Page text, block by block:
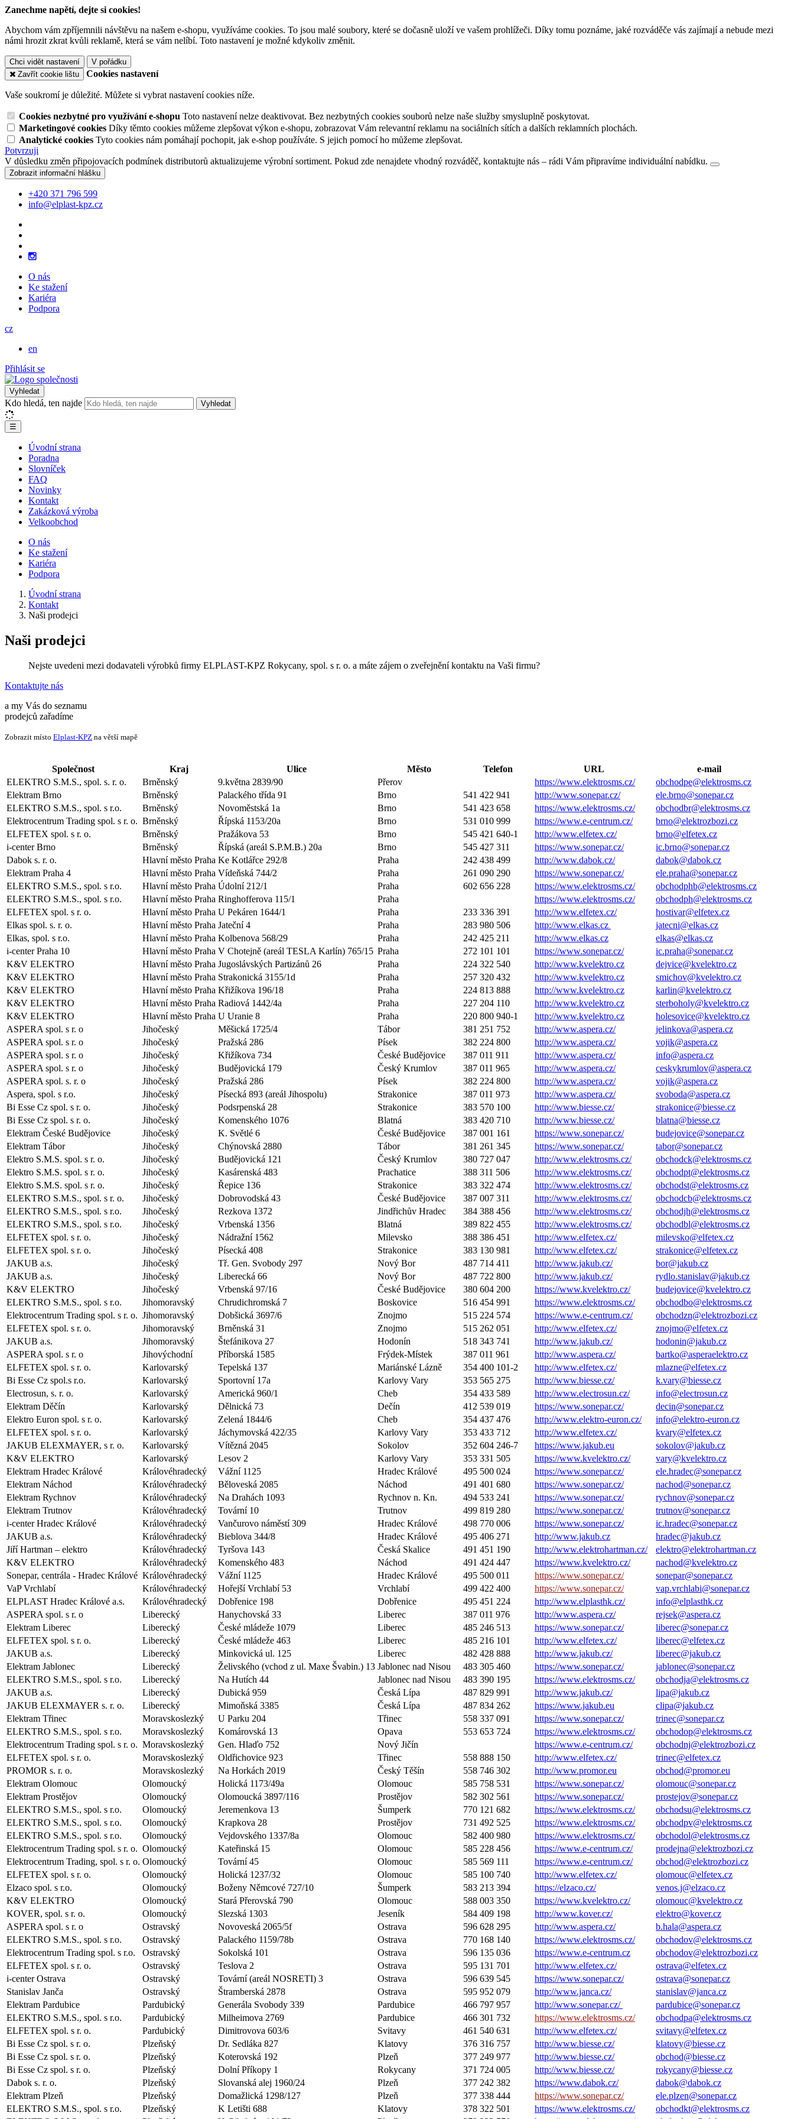
Zanechme napětí, dejte si cookies!
Abychom vám zpříjemnili návštěvu na našem e-shopu, využíváme cookies. To jsou malé soubory, které se dočasně uloží ve vašem prohlížeči. Díky tomu poznáme, jaké rozváděče vás zajímají a nebude mezi
námi hrozit zkrat kvůli reklamě, která se vám nelíbí. Toto nastavení je možné kdykoliv změnit.
Chci vidět nastavení
V pořádku
Zavřít cookie lištu
Cookies nastavení
Vaše soukromí je důležité. Můžete si vybrat nastavení cookies níže.
Cookies nezbytné pro využívání e-shopu Toto nastavení nelze deaktivovat. Bez nezbytných cookies souborů nelze naše služby smysluplně poskytovat.
Marketingové cookies Díky těmto cookies můžeme zlepšovat výkon e-shopu, zobrazovat Vám relevantní reklamu na sociálních sítích a dalších reklamních plochách.
Analytické cookies Tyto cookies nám pomáhají pochopit, jak e-shop používáte. S jejich pomocí ho můžeme zlepšovat.
Potvrzuji
V důsledku změn připojovacích podmínek distributorů aktualizujeme výrobní sortiment. Pokud zde nenajdete vhodný rozváděč, kontaktujte nás – rádi Vám připravíme individuální nabídku.
Zobrazit informační hlášku
+420 371 796 599
info@elplast-kpz.cz
O nás
Ke stažení
Kariéra
Podpora
cz
en
Přihlásit se
Vyhledat
Kdo hledá, ten najde Vyhledat
☰
Úvodní strana
Poradna
Slovníček
FAQ
Novinky
Kontakt
Zakázková výroba
Velkoobchod
O nás
Ke stažení
Kariéra
Podpora
Úvodní strana
Kontakt
Naši prodejci
Naši prodejci
Nejste uvedeni mezi dodavateli výrobků firmy ELPLAST-KPZ Rokycany, spol. s r. o. a máte zájem o zveřejnění kontaktu na Vaši firmu?
Kontaktujte nás
a my Vás do seznamu
prodejců zařadíme
Zobrazit místo Elplast-KPZ na větší mapě
Společnost Kraj Ulice Město Telefon URL
e-mail
ELEKTRO S.M.S., spol. s. r. o.
Brněnský 9.května 2839/90 Přerov https://www.elektrosms.cz/
obchodpe@elektrosms.cz
Elektram Brno
Brněnský Palackého třída 91 Brno 541 422 941 http://www.sonepar.cz/
ele.brno@sonepar.cz
ELEKTRO S.M.S., spol. s r.o.
Brněnský Novoměstská 1a Brno 541 423 658 https://www.elektrosms.cz/
obchodbr@elektrosms.cz
Elektrocentrum Trading spol. s r. o. Brněnský Řípská 1153/20a Brno 531 010 999 https://www.e-centrum.cz/
brno@elektrozbozi.cz
ELFETEX spol. s r. o.
Brněnský Pražákova 53 Brno 545 421 640-1 http://www.elfetex.cz/
brno@elfetex.cz
i-center Brno
Brněnský Řípská (areál S.P.M.B.) 20a Brno 545 427 311 https://www.sonepar.cz/
ic.brno@sonepar.cz
Dabok s. r. o.
Hlavní město Praha Ke Kotlářce 292/8 Praha 242 438 499 http://www.dabok.cz/
dabok@dabok.cz
Elektram Praha 4
Hlavní město Praha Vídeňská 744/2 Praha 261 090 290 https://www.sonepar.cz/
ele.praha@sonepar.cz
ELEKTRO S.M.S., spol. s r.o.
Hlavní město Praha Údolní 212/1 Praha 602 656 228 https://www.elektrosms.cz/
obchodphb@elektrosms.cz
ELEKTRO S.M.S., spol. s r.o.
Hlavní město Praha Ringhofferova 115/1 Praha https://www.elektrosms.cz/
obchodph@elektrosms.cz
ELFETEX spol. s r. o.
Hlavní město Praha U Pekáren 1644/1 Praha 233 336 391 http://www.elfetex.cz/
hostivar@elfetex.cz
Elkas spol. s. r. o.
Hlavní město Praha Jateční 4 Praha 283 980 506 http://www.elkas.cz
jatecni@elkas.cz
Elkas, spol. s r.o.
Hlavní město Praha Kolbenova 568/29 Praha 242 425 211 http://www.elkas.cz
elkas@elkas.cz
i-center Praha 10
Hlavní město Praha V Chotejně (areál TESLA Karlín) 765/15 Praha 272 101 101 https://www.sonepar.cz/
ic.praha@sonepar.cz
K&V ELEKTRO
Hlavní město Praha Jugoslávských Partizánů 26 Praha 224 322 540 http://www.kvelektro.cz
dejvice@kvelektro.cz
K&V ELEKTRO
Hlavní město Praha Strakonická 3155/1d Praha 257 320 432 http://www.kvelektro.cz
smichov@kvelektro.cz
K&V ELEKTRO
Hlavní město Praha Křižíkova 196/18 Praha 224 813 888 http://www.kvelektro.cz
karlin@kvelektro.cz
K&V ELEKTRO
Hlavní město Praha Radiová 1442/4a Praha 227 204 110 http://www.kvelektro.cz
sterboholy@kvelektro.cz
K&V ELEKTRO
Hlavní město Praha U Uranie 8 Praha 220 800 940-1 http://www.kvelektro.cz
holesovice@kvelektro.cz
ASPERA spol. s r. o
Jihočeský Měšická 1725/4 Tábor 381 251 752 http://www.aspera.cz/
jelinkova@aspera.cz
ASPERA spol. s r. o
Jihočeský Pražská 286 Písek 382 224 800 http://www.aspera.cz/
vojik@aspera.cz
ASPERA spol. s r. o
Jihočeský Křižíkova 734 České Budějovice 387 011 911 http://www.aspera.cz/
info@aspera.cz
ASPERA spol. s r. o
Jihočeský Budějovická 179 Český Krumlov 387 011 965 http://www.aspera.cz/
ceskykrumlov@aspera.cz
ASPERA spol. s. r. o
Jihočeský Pražská 286 Písek 382 224 800 http://www.aspera.cz/
vojik@aspera.cz
Aspera, spol. s r.o.
Jihočeský Písecká 893 (areál Jihospolu) Strakonice 387 011 973 http://www.aspera.cz/
svoboda@aspera.cz
Bi Esse Cz spol. s r. o.
Jihočeský Podsrpenská 28 Strakonice 383 570 100 http://www.biesse.cz/
strakonice@biesse.cz
Bi Esse Cz spol. s r. o.
Jihočeský Komenského 1076 Blatná 383 420 710 http://www.biesse.cz/
blatna@biesse.cz
Elektram České Budějovice
Jihočeský K. Světlé 6 České Budějovice 387 001 161 https://www.sonepar.cz/
budejovice@sonepar.cz
Elektram Tábor
Jihočeský Chýnovská 2880 Tábor 381 261 345 https://www.sonepar.cz/
tabor@sonepar.cz
Elektro S.M.S. spol. s r. o.
Jihočeský Budějovická 121 Český Krumlov 380 727 047 http://www.elektrosms.cz/
obchodck@elektrosms.cz
Elektro S.M.S. spol. s r. o.
Jihočeský Kasárenská 483 Prachatice 388 311 506 http://www.elektrosms.cz/
obchodpt@elektrosms.cz
Elektro S.M.S. spol. s r. o.
Jihočeský Řepice 136 Strakonice 383 322 474 http://www.elektrosms.cz/
obchodst@elektrosms.cz
ELEKTRO S.M.S., spol. s r. o.
Jihočeský Dobrovodská 43 České Budějovice 387 007 311 http://www.elektrosms.cz/
obchodcb@elektrosms.cz
ELEKTRO S.M.S., spol. s r.o.
Jihočeský Rezkova 1372 Jindřichův Hradec 384 388 456 http://www.elektrosms.cz/
obchodjh@elektrosms.cz
ELEKTRO S.M.S., spol. s r.o.
Jihočeský Vrbenská 1356 Blatná 389 822 455 http://www.elektrosms.cz/
obchodbl@elektrosms.cz
ELFETEX spol. s r. o.
Jihočeský Nádražní 1562 Milevsko 388 386 451 http://www.elfetex.cz/
milevsko@elfetex.cz
ELFETEX spol. s r. o.
Jihočeský Písecká 408 Strakonice 383 130 981 http://www.elfetex.cz/
strakonice@elfetex.cz
JAKUB a.s.
Jihočeský Tř. Gen. Svobody 297 Nový Bor 487 714 411 http://www.jakub.cz/
bor@jakub.cz
JAKUB a.s.
Jihočeský Liberecká 66 Nový Bor 487 722 800 http://www.jakub.cz/
rydlo.stanislav@jakub.cz
K&V ELEKTRO
Jihočeský Vrbenská 97/16 České Budějovice 380 604 200 https://www.kvelektro.cz/
budejovice@kvelektro.cz
ELEKTRO S.M.S., spol. s r.o.
Jihomoravský Chrudichromská 7 Boskovice 516 454 991 https://www.elektrosms.cz/
obchodbo@elektrosms.cz
Elektrocentrum Trading spol. s r. o. Jihomoravský Dobšická 3697/6 Znojmo 515 224 574 https://www.e-centrum.cz/
obchodzn@elektrozbozi.cz
ELFETEX spol. s r. o.
Jihomoravský Brněnská 31 Znojmo 515 262 051 http://www.elfetex.cz/
znojmo@elfetex.cz
JAKUB a.s.
Jihomoravský Štefánikova 27 Hodonín 518 343 741 http://www.jakub.cz/
hodonin@jakub.cz
ASPERA spol. s r. o
Jihovýchodní Příborská 1585 Frýdek-Místek 387 011 961 http://www.aspera.cz/
bartko@asperaelektro.cz
ELFETEX spol. s r. o.
Karlovarský Tepelská 137 Mariánské Lázně 354 400 101-2 http://www.elfetex.cz/
mlazne@elfetex.cz
Bi Esse Cz spol.s r.o.
Karlovarský Sportovní 17a Karlovy Vary 353 565 275 http://www.biesse.cz/
k.vary@biesse.cz
Electrosun, s. r. o.
Karlovarský Americká 960/1 Cheb 354 433 589 http://www.electrosun.cz/
info@electrosun.cz
Elektram Děčín
Karlovarský Dělnická 73 Dečín 412 539 019 https://www.sonepar.cz/
decin@sonepar.cz
Elektro Euron spol. s r. o.
Karlovarský Zelená 1844/6 Cheb 354 437 476 http://www.elektro-euron.cz/
info@elektro-euron.cz
ELFETEX spol. s r. o.
Karlovarský Jáchymovská 422/35 Karlovy Vary 353 433 712 http://www.elfetex.cz/
kvary@elfetex.cz
JAKUB ELEXMAYER, s r. o.
Karlovarský Vítězná 2045 Sokolov 352 604 246-7 https://www.jakub.eu
sokolov@jakub.cz
K&V ELEKTRO
Karlovarský Lesov 2 Karlovy Vary 353 331 505 https://www.kvelektro.cz/
vary@kvelektro.cz
Elektram Hradec Králové
Královéhradecký Vážní 1125 Hradec Králové 495 500 024 https://www.sonepar.cz/
ele.hradec@sonepar.cz
Elektram Náchod
Královéhradecký Běloveská 2085 Náchod 491 401 680 https://www.sonepar.cz/
nachod@sonepar.cz
Elektram Rychnov
Královéhradecký Na Drahách 1093 Rychnov n. Kn. 494 533 241 https://www.sonepar.cz/
rychnov@sonepar.cz
Elektram Trutnov
Královéhradecký Tovární 10 Trutnov 499 819 280 https://www.sonepar.cz/
trutnov@sonepar.cz
i-center Hradec Králové
Královéhradecký Vančurovo náměstí 309 Hradec Králové 498 770 006 https://www.sonepar.cz/
ic.hradec@sonepar.cz
JAKUB a.s.
Královéhradecký Bieblova 344/8 Hradec Králové 495 406 271 http://www.jakub.cz
hradec@jakub.cz
Jiří Hartman – elektro
Královéhradecký Tyršova 143 Česká Skalice 491 451 190 http://www.elektrohartman.cz/
elektro@elektrohartman.cz
K&V ELEKTRO
Královéhradecký Komenského 483 Náchod 491 424 447 https://www.kvelektro.cz/
nachod@kvelektro.cz
Sonepar, centrála - Hradec Králové Královéhradecký Vážní 1125 Hradec Králové 495 500 011 https://www.sonepar.cz/
sonepar@sonepar.cz
VaP Vrchlabí
Královéhradecký Hořejší Vrchlabí 53 Vrchlabí 499 422 400 https://www.sonepar.cz/
vap.vrchlabi@sonepar.cz
ELPLAST Hradec Králové a.s.
Královéhradecký Dobřenice 198 Dobřenice 495 451 224 http://www.elplasthk.cz/
info@elplasthk.cz
ASPERA spol. s r. o
Liberecký Hanychovská 33 Liberec 387 011 976 http://www.aspera.cz/
rejsek@aspera.cz
Elektram Liberec
Liberecký České mládeže 1079 Liberec 485 246 513 https://www.sonepar.cz/
liberec@sonepar.cz
ELFETEX spol. s r. o.
Liberecký České mládeže 463 Liberec 485 216 101 http://www.elfetex.cz/
liberec@elfetex.cz
JAKUB a.s.
Liberecký Minkovická ul. 125 Liberec 482 428 888 http://www.jakub.cz/
liberec@jakub.cz
Elektram Jablonec
Liberecký Želivského (vchod z ul. Maxe Švabin.) 13 Jablonec nad Nisou 483 305 460 https://www.sonepar.cz/
jablonec@sonepar.cz
ELEKTRO S.M.S., spol. s r.o.
Liberecký Na Hutích 44 Jablonec nad Nisou 483 390 195 https://www.elektrosms.cz/ obchodja@elektrosms.cz
JAKUB a.s.
Liberecký Dubická 959 Česká Lípa 487 829 991 http://www.jakub.cz/
lipa@jakub.cz
JAKUB ELEXMAYER s. r. o.
Liberecký Mimoňská 3385 Česká Lípa 487 834 262 https://www.jakub.eu
clipa@jakub.cz
Elektram Třinec
Moravskoslezký U Parku 204 Třinec 558 337 091 https://www.sonepar.cz/
trinec@sonepar.cz
ELEKTRO S.M.S., spol. s r.o.
Moravskoslezký Komárovská 13 Opava 553 653 724 https://www.elektrosms.cz/
obchodop@elektrosms.cz
Elektrocentrum Trading spol. s r. o. Moravskoslezký Gen. Hlaďo 752 Nový Jičín https://www.e-centrum.cz/
obchodnj@elektrozbozi.cz
ELFETEX spol. s r. o.
Moravskoslezký Oldřichovice 923 Třinec 558 888 150 http://www.elfetex.cz/
trinec@elfetex.cz
PROMOR s. r. o.
Moravskoslezký Na Horkách 2019 Český Těšín 558 746 302 http://www.promor.eu
obchod@promor.eu
Elektram Olomouc
Olomoucký Holická 1173/49a Olomouc 585 758 531 https://www.sonepar.cz/
olomouc@sonepar.cz
Elektram Prostějov
Olomoucký Olomoucká 3897/116 Prostějov 582 302 561 https://www.sonepar.cz/
prostejov@sonepar.cz
ELEKTRO S.M.S., spol. s r.o.
Olomoucký Jeremenkova 13 Šumperk 770 121 682 https://www.elektrosms.cz/ obchodsu@elektrosms.cz
ELEKTRO S.M.S., spol. s r.o.
Olomoucký Krapkova 28 Prostějov 731 492 525 https://www.elektrosms.cz/ obchodpv@elektrosms.cz
ELEKTRO S.M.S., spol. s r.o.
Olomoucký Vejdovského 1337/8a Olomouc 582 400 980 https://www.elektrosms.cz/ obchodol@elektrosms.cz
Elektrocentrum Trading spol. s r. o. Olomoucký Kateřinská 15 Olomouc 585 228 456 https://www.e-centrum.cz/ prodejna@elektrozbozi.cz
Elektrocentrum Trading, spol. s r. o. Olomoucký Tovární 45 Olomouc 585 569 111 https://www.e-centrum.cz/
obchod@elektrozbozi.cz
ELFETEX spol. s r. o.
Olomoucký Holická 1237/32 Olomouc 585 100 740 http://www.elfetex.cz/
olomouc@elfetex.cz
Elzaco spol. s r.o.
Olomoucký Boženy Němcové 727/10 Šumperk 583 213 394 https://elzaco.cz/
venos.j@elzaco.cz
K&V ELEKTRO
Olomoucký Stará Přerovská 790 Olomouc 588 003 350 https://www.kvelektro.cz/
olomouc@kvelektro.cz
KOVER, spol. s r. o.
Olomoucký Slezská 1303 Jeseník 584 409 198 http://www.kover.cz/
elektro@kover.cz
ASPERA spol. s r. o
Ostravský Novoveská 2065/5f Ostrava 596 628 295 http://www.aspera.cz/
b.hala@aspera.cz
ELEKTRO S.M.S., spol. s r.o.
Ostravský Palackého 1159/78b Ostrava 770 168 140 https://www.elektrosms.cz/
obchodov@elektrosms.cz
Elektrocentrum Trading spol. s r.o.
Ostravský Sokolská 101 Ostrava 596 135 036 https://www.e-centrum.cz obchodov@elektrozbozi.cz
ELFETEX spol. s r. o.
Ostravský Teslova 2 Ostrava 595 131 701 http://www.elfetex.cz/
ostrava@elfetex.cz
i-center Ostrava
Ostravský Tovární (areál NOSRETI) 3 Ostrava 596 639 545 https://www.sonepar.cz/
ostrava@sonepar.cz
Stanislav Janča
Ostravský Štramberská 2878 Ostrava 595 952 079 http://www.janca.cz/
stanislav@janca.cz
Elektram Pardubice
Pardubický Generála Svobody 339 Pardubice 466 797 957 http://www.sonepar.cz/
pardubice@sonepar.cz
ELEKTRO S.M.S., spol. s r.o.
Pardubický Milheimova 2769 Pardubice 466 301 732 https://www.elektrosms.cz/
obchodpa@elektrosms.cz
ELFETEX spol. s r. o.
Pardubický Dimitrovova 603/6 Svitavy 461 540 631 http://www.elfetex.cz/
svitavy@elfetex.cz
Bi Esse Cz spol. s r. o.
Plzeňský Dr. Sedláka 827 Klatovy 376 316 757 http://www.biesse.cz/
klatovy@biesse.cz
Bi Esse Cz spol. s r. o.
Plzeňský Koterovská 192 Plzeň 377 249 977 http://www.biesse.cz/
obchod@biesse.cz
Bi Esse Cz spol. s r. o.
Plzeňský Dolní Příkopy 1 Rokycany 371 724 005 http://www.biesse.cz/
rokycany@biesse.cz
Dabok s. r. o.
Plzeňský Slovanská alej 1960/24 Plzeň 377 242 382 https://www.dabok.cz/
dabok@dabok.cz
Elektram Plzeň
Plzeňský Domažlická 1298/127 Plzeň 377 338 444 https://www.sonepar.cz/
ele.plzen@sonepar.cz
ELEKTRO S.M.S., spol. s r.o.
Plzeňský K Letišti 688 Klatovy 378 322 501 https://www.elektrosms.cz/ obchodkt@elektrosms.cz